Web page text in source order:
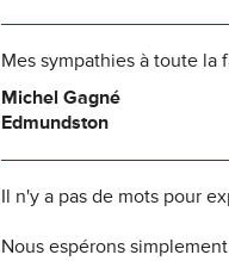
Mes sympathies à toute la
Michel Gagné
Edmundston
Il n'y a pas de mots pour
Nous espérons